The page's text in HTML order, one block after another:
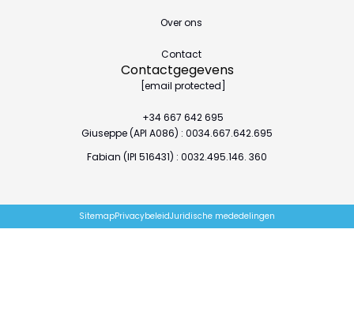
Contactgegevens
[email protected]
+34 667 642 695
Giuseppe (API A086) : 0034.667.642.695
Fabian (IPI 516431) : 0032.495.146. 360
Over ons
Contact
SitemapPrivacybeleidJuridische mededelingen